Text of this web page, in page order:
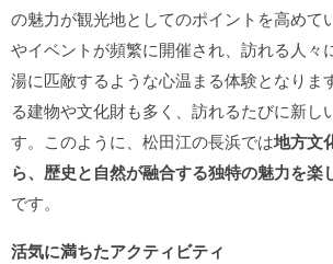
の魅力が観光地としてのポイントを高めて
やイベントが頻繁に開催され、訪れる人々
湯に匹敵するような心温まる体験となりま
る建物や文化財も多く、訪れるたびに新し
す。このように、松田江の長浜では地方文
ら、歴史と自然が融合する独特の魅力を楽
です。
活気に満ちたアクティビティ